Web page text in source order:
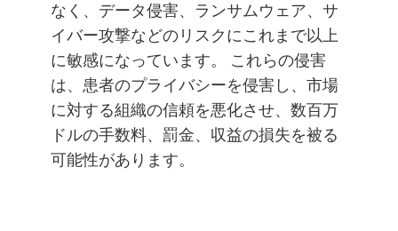
なく、データ侵害、ランサムウェア、サ
イバー攻撃などのリスクにこれまで以上
に敏感になっています。 これらの侵害
は、患者のプライバシーを侵害し、市場
に対する組織の信頼を悪化させ、数百万
ドルの手数料、罰金、収益の損失を被る
可能性があります。